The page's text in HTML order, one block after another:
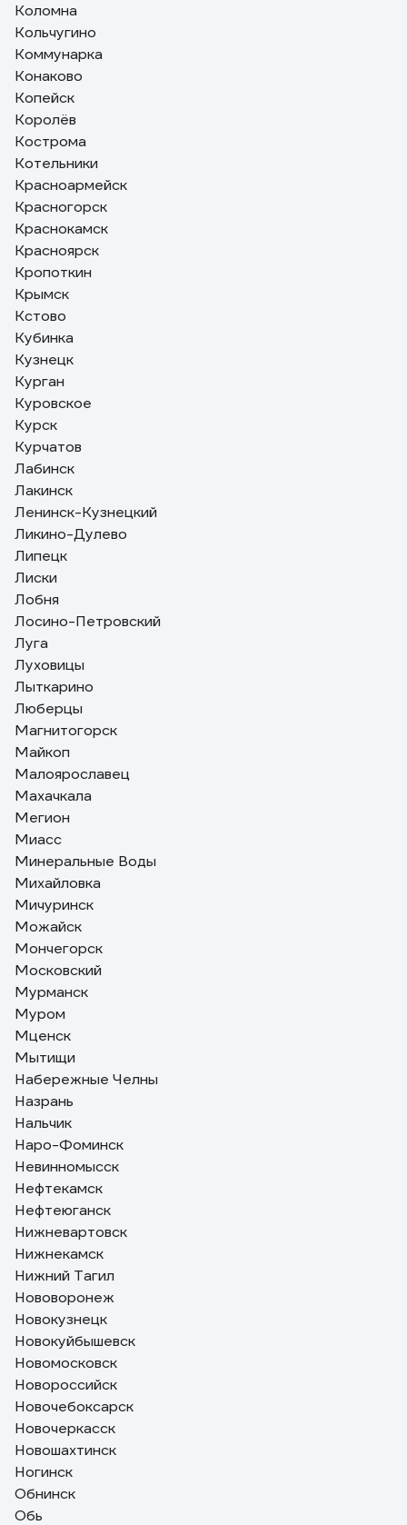
Коломна
Кольчугино
Коммунарка
Конаково
Копейск
Королёв
Кострома
Котельники
Красноармейск
Красногорск
Краснокамск
Красноярск
Кропоткин
Крымск
Кстово
Кубинка
Кузнецк
Курган
Куровское
Курск
Курчатов
Лабинск
Лакинск
Ленинск-Кузнецкий
Ликино-Дулево
Липецк
Лиски
Лобня
Лосино-Петровский
Луга
Луховицы
Лыткарино
Люберцы
Магнитогорск
Майкоп
Малоярославец
Махачкала
Мегион
Миасс
Минеральные Воды
Михайловка
Мичуринск
Можайск
Мончегорск
Московский
Мурманск
Муром
Мценск
Мытищи
Набережные Челны
Назрань
Нальчик
Наро-Фоминск
Невинномысск
Нефтекамск
Нефтеюганск
Нижневартовск
Нижнекамск
Нижний Тагил
Нововоронеж
Новокузнецк
Новокуйбышевск
Новомосковск
Новороссийск
Новочебоксарск
Новочеркасск
Новошахтинск
Ногинск
Обнинск
Обь